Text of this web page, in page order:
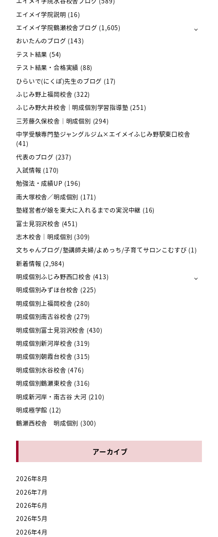
エイメイ学院説明 (16)
エイメイ学院鶴瀬校舎ブログ (1,605)
おいたんのブログ (143)
テスト結果 (54)
テスト結果・合格実績 (88)
ひらいで(にくぽ)先生のブログ (17)
ふじみ野上福岡校舎 (322)
ふじみ野大井校舎｜明成個別学習指導塾 (251)
三芳藤久保校舎｜明成個別 (294)
中学受験専門塾ジャングルジム×エイメイふじみ野駅東口校舎
(41)
代表のブログ (237)
入試情報 (170)
勉強法・成績UP (196)
南大塚校舎／明成個別 (171)
塾経営者が娘を東大に入れるまでの実況中継 (16)
富士見羽沢校舎 (451)
志木校舎｜明成個別 (309)
文ちゃんブログ/塾講師夫婦/よめっち/子育てサロンこむすび (1)
新着情報 (2,984)
明成個別ふじみ野西口校舎 (413)
明成個別みずほ台校舎 (225)
明成個別上福岡校舎 (280)
明成個別南古谷校舎 (279)
明成個別富士見羽沢校舎 (430)
明成個別新河岸校舎 (319)
明成個別朝霞台校舎 (315)
明成個別水谷校舎 (476)
明成個別鶴瀬東校舎 (316)
明成新河岸・南古谷 大河 (210)
明成極学館 (12)
鶴瀬西校舎 明成個別 (300)
アーカイブ
2026年8月
2026年7月
2026年6月
2026年5月
2026年4月